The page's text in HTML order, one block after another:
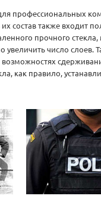
профессиональных
состав также входит
прочного
число слоев.
как правило,